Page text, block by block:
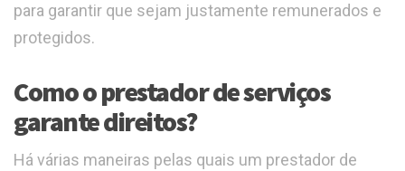
para garantir que sejam justamente remunerados e
protegidos.
Como o prestador de serviços
garante direitos?
Há várias maneiras pelas quais um prestador de